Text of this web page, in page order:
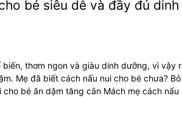
bé siêu dễ và đầy đủ dinh
biến, thơm ngon và giàu dinh dưỡng, vì vậy
Mẹ đã biết cách nấu nui cho bé chưa?
cho bé ăn dặm tăng cân Mách mẹ cách nấu